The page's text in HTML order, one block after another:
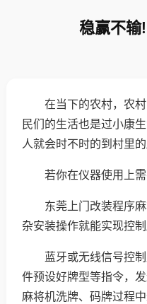
稳赢不输
在当下的农村，农
民们的生活也是过小康
人就会时不时的到村里
若你在仪器使用上
东莞上门改装程序
杂安装操作就能实现控
蓝牙或无线信号控
件预设好牌型等指令，
麻将机洗牌、码牌过程